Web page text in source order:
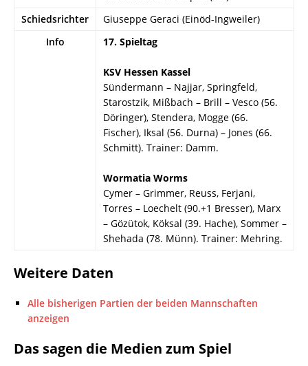
Schiedsrichter
Giuseppe Geraci (Einöd-Ingweiler)
Info
17. Spieltag
KSV Hessen Kassel
Sündermann – Najjar, Springfeld,
Starostzik, Mißbach – Brill – Vesco (56.
Döringer), Stendera, Mogge (66.
Fischer), Iksal (56. Durna) – Jones (66.
Schmitt). Trainer: Damm.
Wormatia Worms
Cymer – Grimmer, Reuss, Ferjani,
Torres – Loechelt (90.+1 Bresser), Marx
– Gözütok, Köksal (39. Hache), Sommer –
Shehada (78. Münn). Trainer: Mehring.
Weitere Daten
Alle bisherigen Partien der beiden Mannschaften
anzeigen
Das sagen die Medien zum Spiel